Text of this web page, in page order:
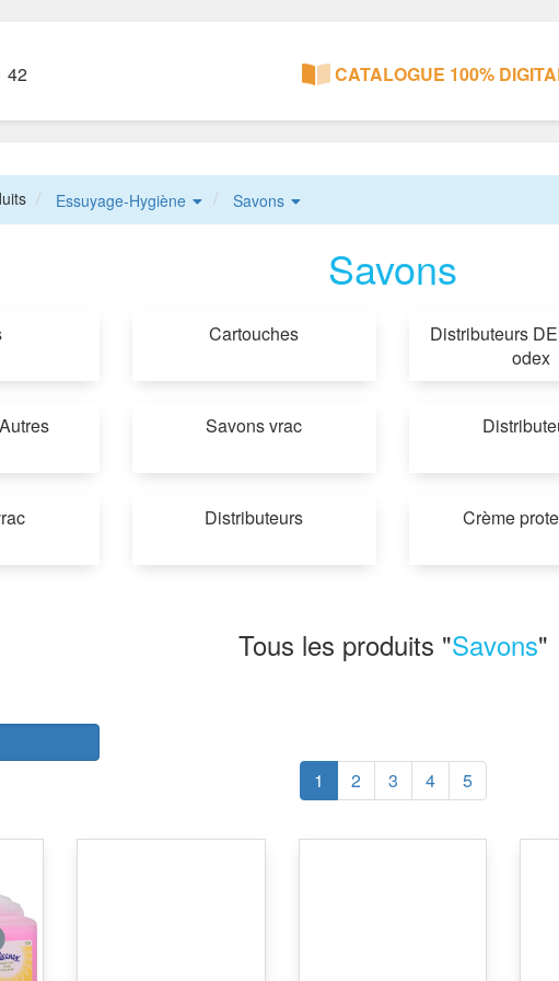
42 CATALOGUE 100%
Essuyage-Hygiène Savons
Savons
Cartouches
Distributeurs
odex
Savons vrac
Distributeurs Crème
Tous les produits "Savons"
1 2 3 4 5